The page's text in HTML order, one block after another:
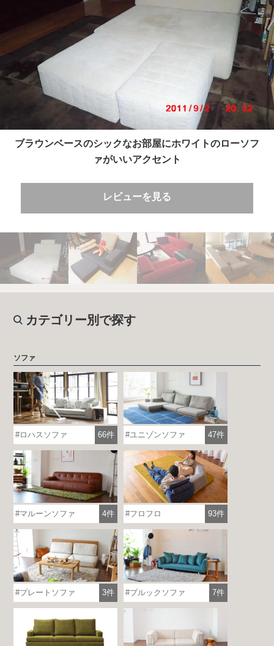
ブラウンベースのシックなお部屋にホワイトのローソフ
ァがいいアクセント
レビューを見る
カテゴリー別で探す
ソファ
ロハスソファ 66件 ユニゾンソファ 47件
マルーンソファ 4件 フロフロ 93件
プレートソファ 3件 ブルックソファ 7件